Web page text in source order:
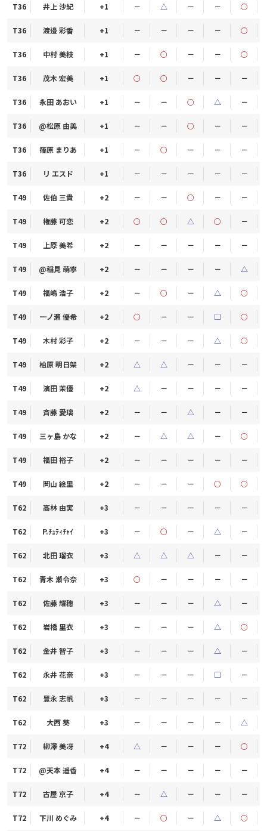
T36 井上 沙紀 +1 － △ － － ○
T36 渡邉 彩香 +1 － － － － ○
T36 中村 美枝 +1 － ○ － － ○
T36 茂木 宏美 +1 ○ ○ － － －
T36 永田 あおい +1 － － ○ △ －
T36 @松原 由美 +1 － － ○ － －
T36 篠原 まりあ +1 － ○ － － －
T36 リ エスド +1 － － － － －
T49 佐伯 三貴 +2 － － ○ － －
T49 権藤 可恋 +2 ○ ○ △ ○ －
T49 上原 美希 +2 － － － － －
T49 @稲見 萌寧 +2 － － － － △
T49 福嶋 浩子 +2 － ○ － △ ○
T49 一ノ瀬 優希 +2 ○ － － □ ○
T49 木村 彩子 +2 － － － △ ○
T49 柏原 明日架 +2 △ △ － － －
T49 濱田 茉優 +2 △ － － － －
T49 斉藤 愛璃 +2 － － △ － －
T49 三ヶ島 かな +2 － △ △ － ○
T49 福田 裕子 +2 － － － － －
T49 岡山 絵里 +2 － － － ○ ○
T62 高林 由実 +3 － － － － －
T62 P.ﾁｭﾃｨﾁｬｲ +3 － ○ － △ －
T62 北田 瑠衣 +3 △ △ △ － －
T62 青木 瀬令奈 +3 ○ － － － －
T62 佐藤 耀穗 +3 － － － △ －
T62 岩橋 里衣 +3 － － － △ ○
T62 金井 智子 +3 － － － △ －
T62 永井 花奈 +3 － － － □ －
T62 豊永 志帆 +3 － － － － －
T62 大西 葵 +3 － － － － △
T72 柳澤 美冴 +4 △ － － － ○
T72 @天本 遥香 +4 － － － － －
T72 古屋 京子 +4 － △ － － －
T72 下川 めぐみ +4 － ○ － △ ○